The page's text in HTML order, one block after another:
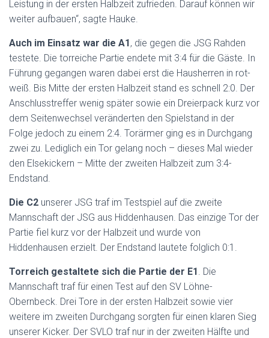
Leistung in der ersten Halbzeit zufrieden. Darauf können wir
weiter aufbauen“, sagte Hauke.
Auch im Einsatz war die A1, die gegen die JSG Rahden
testete. Die torreiche Partie endete mit 3:4 für die Gäste. In
Führung gegangen waren dabei erst die Hausherren in rot-
weiß. Bis Mitte der ersten Halbzeit stand es schnell 2:0. Der
Anschlusstreffer wenig später sowie ein Dreierpack kurz vor
dem Seitenwechsel veränderten den Spielstand in der
Folge jedoch zu einem 2:4. Torärmer ging es in Durchgang
zwei zu. Lediglich ein Tor gelang noch – dieses Mal wieder
den Elsekickern – Mitte der zweiten Halbzeit zum 3:4-
Endstand.
Die C2 unserer JSG traf im Testspiel auf die zweite
Mannschaft der JSG aus Hiddenhausen. Das einzige Tor der
Partie fiel kurz vor der Halbzeit und wurde von
Hiddenhausen erzielt. Der Endstand lautete folglich 0:1.
Torreich gestaltete sich die Partie der E1. Die
Mannschaft traf für einen Test auf den SV Löhne-
Obernbeck. Drei Tore in der ersten Halbzeit sowie vier
weitere im zweiten Durchgang sorgten für einen klaren Sieg
unserer Kicker. Der SVLO traf nur in der zweiten Hälfte und